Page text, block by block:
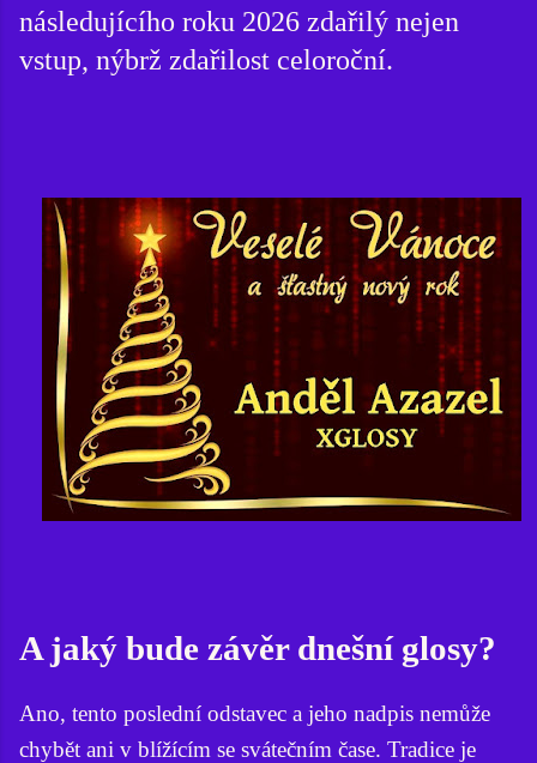
následujícího roku 2026 zdařilý nejen
vstup, nýbrž zdařilost celoroční.
A jaký bude závěr dnešní glosy?
Ano, tento poslední odstavec a jeho nadpis nemůže
chybět ani v blížícím se svátečním čase. Tradice je